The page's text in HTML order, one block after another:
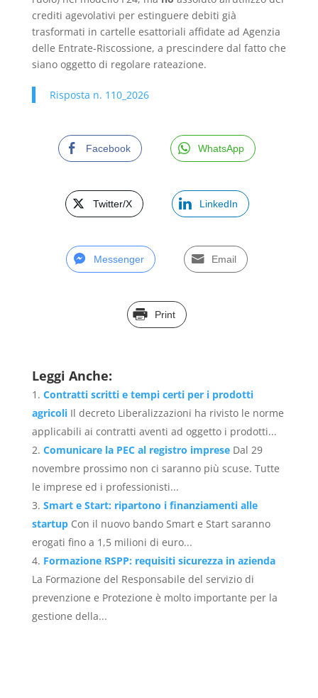
crediti agevolativi per estinguere debiti già
trasformati in cartelle esattoriali affidate ad Agenzia
delle Entrate-Riscossione, a prescindere dal fatto che
siano oggetto di regolare rateazione.
Risposta n. 110_2026
Facebook WhatsApp
Twitter/X LinkedIn
Messenger Email
Print
Leggi Anche:
Contratti scritti e tempi certi per i prodotti
agricoli Il decreto Liberalizzazioni ha rivisto le norme
applicabili ai contratti aventi ad oggetto i prodotti...
Comunicare la PEC al registro imprese Dal 29
novembre prossimo non ci saranno più scuse. Tutte
le imprese ed i professionisti...
Smart e Start: ripartono i finanziamenti alle
startup Con il nuovo bando Smart e Start saranno
erogati fino a 1,5 milioni di euro...
Formazione RSPP: requisiti sicurezza in azienda
La Formazione del Responsabile del servizio di
prevenzione e Protezione è molto importante per la
gestione della...